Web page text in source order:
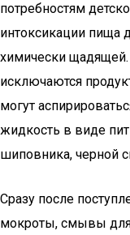
потребностям
интоксикации пища
химически
исключаются
могут
жидкость в виде
шиповника, черной
Сразу после
мокроты, смывы для